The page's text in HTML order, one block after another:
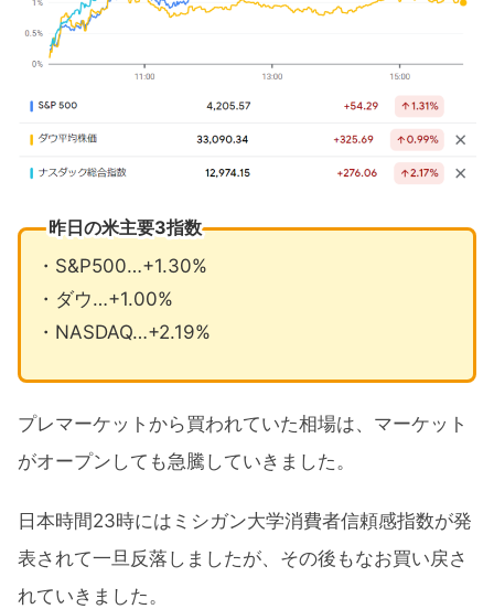
昨日の米主要3指数
・S&P500…+1.30%
・ダウ…+1.00%
・NASDAQ…+2.19%
プレマーケットから買われていた相場は、マーケット
がオープンしても急騰していきました。
日本時間23時にはミシガン大学消費者信頼感指数が発
表されて一旦反落しましたが、その後もなお買い戻さ
れていきました。